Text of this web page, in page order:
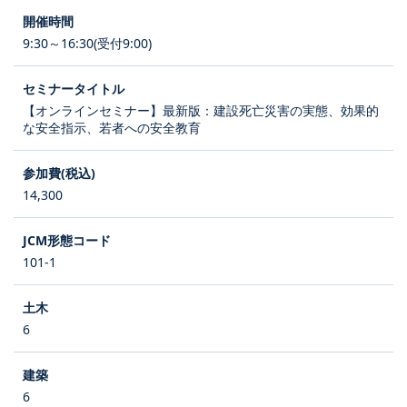
9:30～16:30(受付9:00)
【オンラインセミナー】最新版：建設死亡災害の実態、効果的
な安全指示、若者への安全教育
14,300
101-1
6
6